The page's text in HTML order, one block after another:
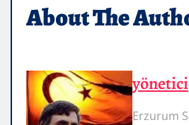
About The
yönetici
Erzurum